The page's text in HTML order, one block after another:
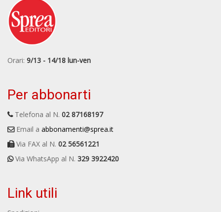
Orari: 9/13 - 14/18 lun-ven
Per abbonarti
Telefona al N. 02 87168197
Email a abbonamenti@sprea.it
Via FAX al N. 02 56561221
Via WhatsApp al N. 329 3922420
Link utili